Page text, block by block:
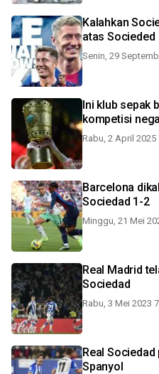
Kalahkan
atas Socieded
Senin, 29
Ini klub sepak
kompetisi
Rabu, 2 April 2025
Barcelona
Sociedad 1-2
Minggu, 21 Mei
Real Madrid
Sociedad
Rabu, 3 Mei 2023
Real
Spanyol